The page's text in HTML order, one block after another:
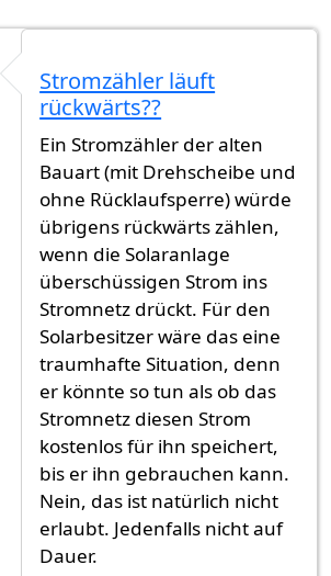
Einfache Realisierung, begrenzter
Stromzähler läuft
rückwärts??
Ein Stromzähler der alten
Bauart (mit Drehscheibe und
ohne Rücklaufsperre) würde
übrigens rückwärts zählen,
wenn die Solaranlage
überschüssigen Strom ins
Stromnetz drückt. Für den
Solarbesitzer wäre das eine
traumhafte Situation, denn
er könnte so tun als ob das
Stromnetz diesen Strom
kostenlos für ihn speichert,
bis er ihn gebrauchen kann.
Nein, das ist natürlich nicht
erlaubt. Jedenfalls nicht auf
Dauer.